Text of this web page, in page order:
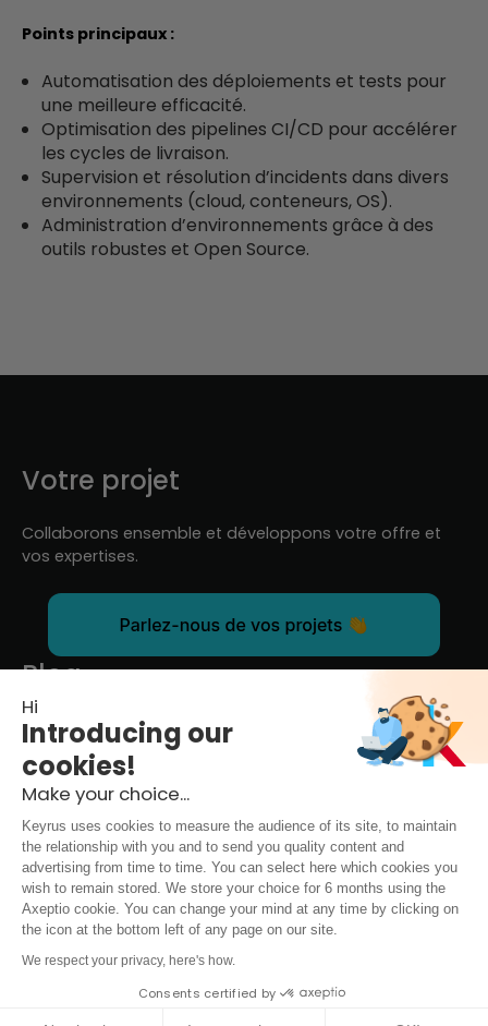
Points principaux :
Automatisation des déploiements et tests pour
une meilleure efficacité.
Optimisation des pipelines CI/CD pour accélérer
les cycles de livraison.
Supervision et résolution d’incidents dans divers
environnements (cloud, conteneurs, OS).
Administration d’environnements grâce à des
outils robustes et Open Source.
Votre projet
Collaborons ensemble et développons votre offre et
vos expertises.
Blog
Retrouvez nos actualités OPSKY ainsi que nos
publications.
Legal notice & Terms of use|Privacy Policy|
Hi
Introducing our
cookies!
Make your choice...
Keyrus uses cookies to measure the audience of its site, to maintain
the relationship with you and to send you quality content and
advertising from time to time. You can select here which cookies you
wish to remain stored. We store your choice for 6 months using the
Axeptio cookie. You can change your mind at any time by clicking on
the icon at the bottom left of any page on our site.
We respect your privacy, here's how.
Consents certified by